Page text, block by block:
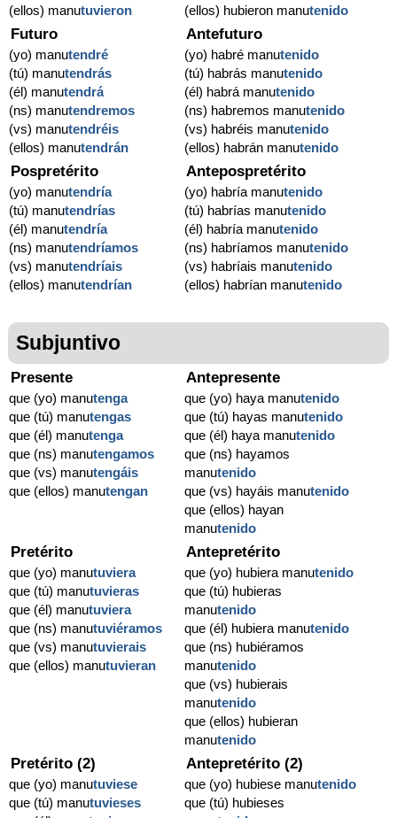
(ellos) manutuvieron
(ellos) hubieron manutenido
Futuro
(yo) manutendré
(tú) manutendrás
(él) manutendrá
(ns) manutendremos
(vs) manutendréis
(ellos) manutendrán
Antefuturo
(yo) habré manutenido
(tú) habrás manutenido
(él) habrá manutenido
(ns) habremos manutenido
(vs) habréis manutenido
(ellos) habrán manutenido
Pospretérito
(yo) manutendría
(tú) manutendrías
(él) manutendría
(ns) manutendríamos
(vs) manutendríais
(ellos) manutendrían
Antepospretérito
(yo) habría manutenido
(tú) habrías manutenido
(él) habría manutenido
(ns) habríamos manutenido
(vs) habríais manutenido
(ellos) habrían manutenido
Subjuntivo
Presente
que (yo) manutenga
que (tú) manutengas
que (él) manutenga
que (ns) manutengamos
que (vs) manutengáis
que (ellos) manutengan
Antepresente
que (yo) haya manutenido
que (tú) hayas manutenido
que (él) haya manutenido
que (ns) hayamos
manutenido
que (vs) hayáis manutenido
que (ellos) hayan
manutenido
Pretérito
que (yo) manutuviera
que (tú) manutuvieras
que (él) manutuviera
que (ns) manutuviéramos
que (vs) manutuvierais
que (ellos) manutuvieran
Antepretérito
que (yo) hubiera manutenido
que (tú) hubieras
manutenido
que (él) hubiera manutenido
que (ns) hubiéramos
manutenido
que (vs) hubierais
manutenido
que (ellos) hubieran
manutenido
Pretérito (2)
que (yo) manutuviese
que (tú) manutuvieses
Antepretérito (2)
que (yo) hubiese manutenido
que (tú) hubieses